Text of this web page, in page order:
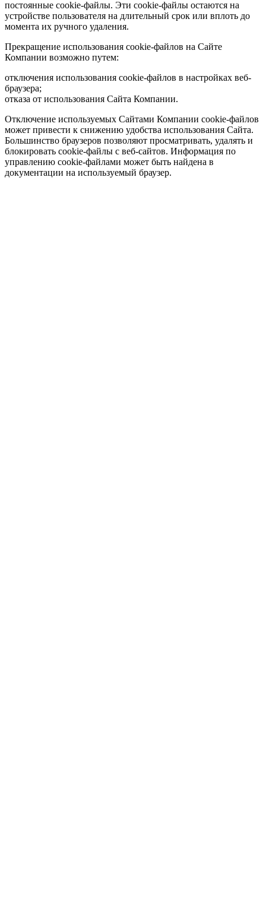
постоянные cookie-файлы. Эти cookie-файлы остаются на
устройстве пользователя на длительный срок или вплоть до
момента их ручного удаления.
Прекращение использования cookie-файлов на Сайте
Компании возможно путем:
отключения использования cookie-файлов в настройках веб-
браузера;
отказа от использования Сайта Компании.
Отключение используемых Сайтами Компании cookie-файлов
может привести к снижению удобства использования Сайта.
Большинство браузеров позволяют просматривать, удалять и
блокировать cookie-файлы c веб-сайтов. Информация по
управлению cookie-файлами может быть найдена в
документации на используемый браузер.